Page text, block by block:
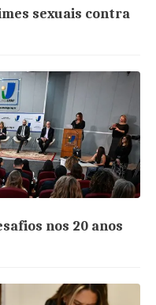
sexuais contra
nos 20 anos